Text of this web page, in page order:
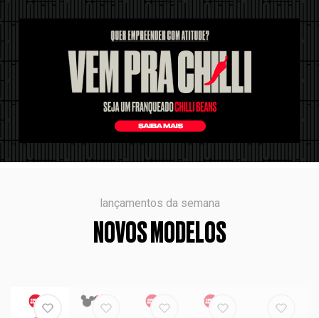
lançamentos da semana
NOVOS MODELOS